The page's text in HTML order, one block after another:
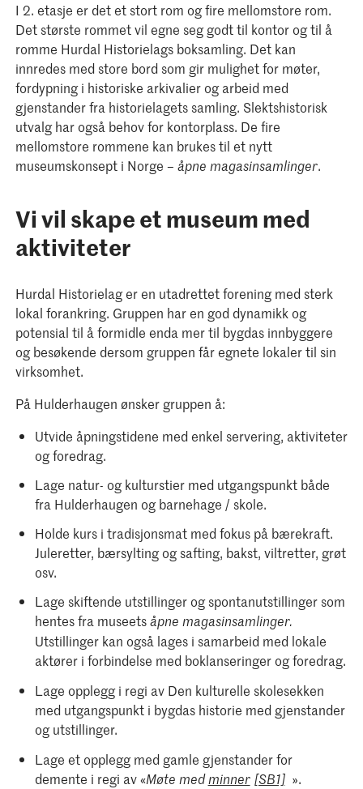
I 2. etasje er det et stort rom og fire mellomstore rom.
Det største rommet vil egne seg godt til kontor og til å
romme Hurdal Historielags boksamling. Det kan
innredes med store bord som gir mulighet for møter,
fordypning i historiske arkivalier og arbeid med
gjenstander fra historielagets samling. Slektshistorisk
utvalg har også behov for kontorplass. De fire
mellomstore rommene kan brukes til et nytt
museumskonsept i Norge – åpne magasinsamlinger.
Vi vil skape et museum med
aktiviteter
Hurdal Historielag er en utadrettet forening med sterk
lokal forankring. Gruppen har en god dynamikk og
potensial til å formidle enda mer til bygdas innbyggere
og besøkende dersom gruppen får egnete lokaler til sin
virksomhet.
På Hulderhaugen ønsker gruppen å:
Utvide åpningstidene med enkel servering, aktiviteter
og foredrag.
Lage natur- og kulturstier med utgangspunkt både
fra Hulderhaugen og barnehage / skole.
Holde kurs i tradisjonsmat med fokus på bærekraft.
Juleretter, bærsylting og safting, bakst, viltretter, grøt
osv.
Lage skiftende utstillinger og spontanutstillinger som
hentes fra museetsåpne magasinsamlinger.
Utstillinger kan også lages i samarbeid med lokale
aktører i forbindelse med boklanseringer og foredrag.
Lage opplegg i regi av Den kulturelle skolesekken
med utgangspunkt i bygdas historie med gjenstander
og utstillinger.
Lage et opplegg med gamle gjenstander for
demente i regi av «Møte medminner [SB1] ».